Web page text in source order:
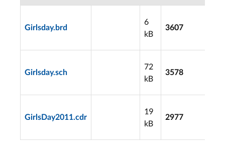
Girlsday.brd
6
kB
3607
Girlsday.sch
72
kB
3578
GirlsDay2011.cdr
19
kB
2977